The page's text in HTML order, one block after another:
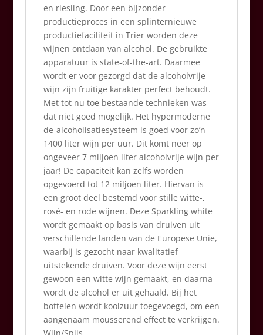
en riesling. Door een bijzonder
productieproces in een splinternieuwe
productiefaciliteit in Trier worden deze
wijnen ontdaan van alcohol. De gebruikte
apparatuur is state-of-the-art. Daarmee
wordt er voor gezorgd dat de alcoholvrije
wijn zijn fruitige karakter perfect behoudt.
Met tot nu toe bestaande technieken was
dat niet goed mogelijk. Het hypermoderne
de-alcoholisatiesysteem is goed voor zo’n
1400 liter wijn per uur. Dit komt neer op
ongeveer 7 miljoen liter alcoholvrije wijn per
jaar! De capaciteit kan zelfs worden
opgevoerd tot 12 miljoen liter. Hiervan is
een groot deel bestemd voor stille witte-,
rosé- en rode wijnen. Deze Sparkling white
wordt gemaakt op basis van druiven uit
verschillende landen van de Europese Unie,
waarbij is gezocht naar kwalitatief
uitstekende druiven. Voor deze wijn eerst
gewoon een witte wijn gemaakt, en daarna
wordt de alcohol er uit gehaald. Bij het
bottelen wordt koolzuur toegevoegd, om een
aangenaam mousserend effect te verkrijgen.